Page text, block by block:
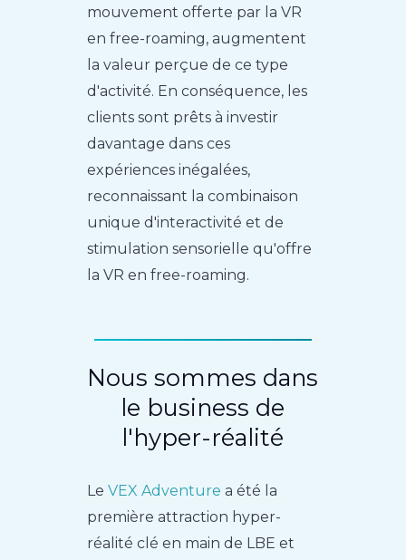
mouvement offerte par la VR
en free-roaming, augmentent
la valeur perçue de ce type
d'activité. En conséquence, les
clients sont prêts à investir
davantage dans ces
expériences inégalées,
reconnaissant la combinaison
unique d'interactivité et de
stimulation sensorielle qu'offre
la VR en free-roaming.
Nous sommes dans
le business de
l'hyper-réalité
LeVEX Adventure a été la
première attraction hyper-
réalité clé en main de LBE et